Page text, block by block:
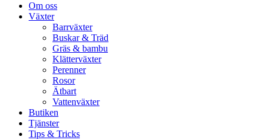
Om oss
Växter
Barrväxter
Buskar & Träd
Gräs & bambu
Klätterväxter
Perenner
Rosor
Ätbart
Vattenväxter
Butiken
Tjänster
Tips & Tricks